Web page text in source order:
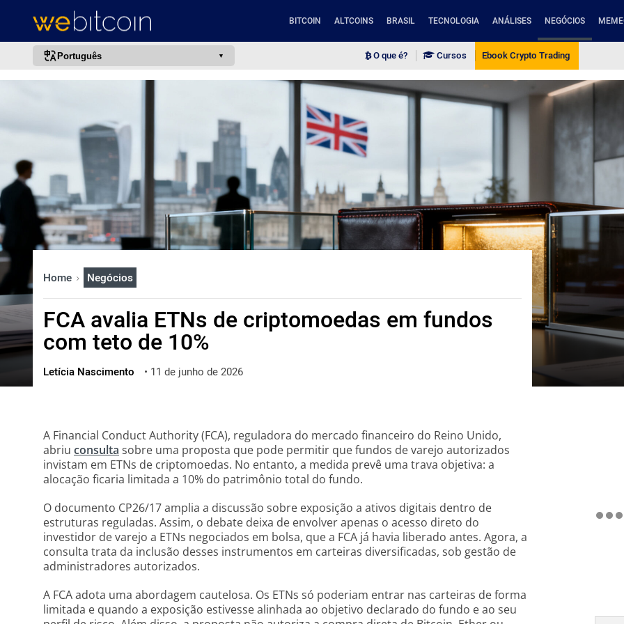
BITCOIN ALTCOINS BRASIL TECNOLOGIA ANÁLISES NEGÓCIOS
Português
español
français
italiano
deutsch
日本語
中文
한국어
العربية
ไทย
ქართული
O que é? Cursos Ebook Crypto Trading
Home Negócios
FCA avalia ETNs de criptomoedas em fundos
com teto de 10%
Letícia Nascimento • 11 de junho de 2026
A Financial Conduct Authority (FCA), reguladora do mercado financeiro do Reino Unido,
abriu consulta sobre uma proposta que pode permitir que fundos de varejo autorizados
invistam em ETNs de criptomoedas. No entanto, a medida prevê uma trava objetiva: a
alocação ficaria limitada a 10% do patrimônio total do fundo.
O documento CP26/17 amplia a discussão sobre exposição a ativos digitais dentro de
estruturas reguladas. Assim, o debate deixa de envolver apenas o acesso direto do
investidor de varejo a ETNs negociados em bolsa, que a FCA já havia liberado antes. Agora, a
consulta trata da inclusão desses instrumentos em carteiras diversificadas, sob gestão de
administradores autorizados.
A FCA adota uma abordagem cautelosa. Os ETNs só poderiam entrar nas carteiras de forma
limitada e quando a exposição estivesse alinhada ao objetivo declarado do fundo e ao seu